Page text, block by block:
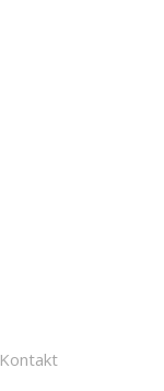
Kontakt